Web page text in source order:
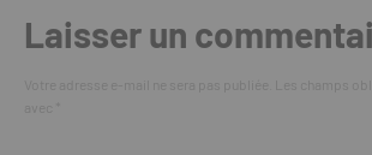
Laisser un